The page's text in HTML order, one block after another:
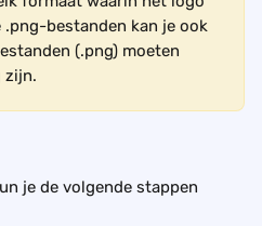
bestanden kan je ook
(.png) moeten
zijn.
je de volgende stappen